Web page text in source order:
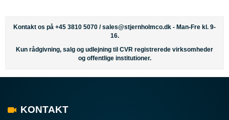
Kontakt os på +45 3810 5070 /sales@stjernholmco.dk - Man-Fre kl. 9-
16.
Kun rådgivning, salg og udlejning til CVR registrerede virksomheder
og offentlige institutioner.
KONTAKT